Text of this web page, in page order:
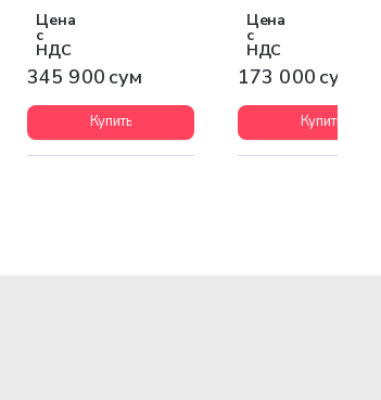
Цена
с
НДС
345 900 сум
Купить
Цена
с
НДС
173 000 сум
Купить